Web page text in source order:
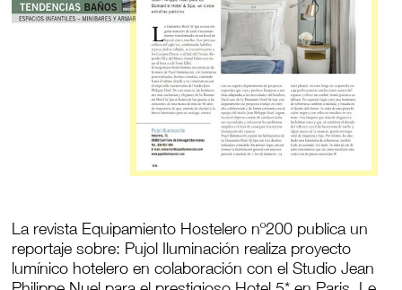
La revista Equipamiento Hostelero nº200 publica un
reportaje sobre: Pujol Iluminación realiza proyecto
lumínico hotelero en colaboración con el Studio Jean